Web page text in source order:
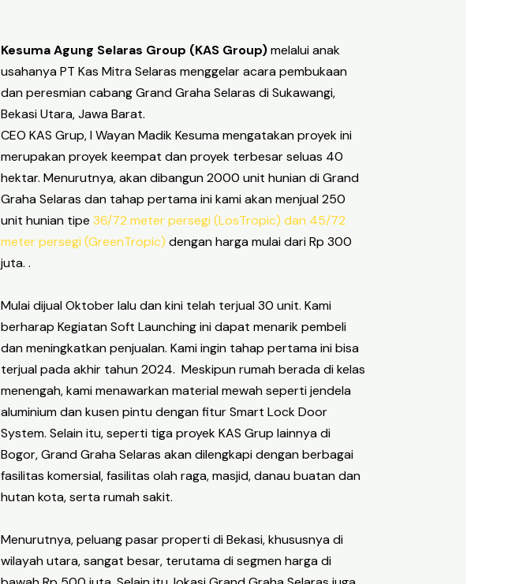
Kesuma Agung Selaras Group (KAS Group)melalui anak
usahanya PT Kas Mitra Selaras menggelar acara pembukaan
dan peresmian cabang Grand Graha Selaras di Sukawangi,
Bekasi Utara, Jawa Barat.
CEO KAS Grup, I Wayan Madik Kesuma mengatakan proyek ini
merupakan proyek keempat dan proyek terbesar seluas 40
hektar. Menurutnya, akan dibangun 2000 unit hunian di Grand
Graha Selaras dan tahap pertama ini kami akan menjual 250
unit hunian tipe 36/72 meter persegi (LosTropic) dan 45/72
meter persegi (GreenTropic) dengan harga mulai dari Rp 300
juta. .
Mulai dijual Oktober lalu dan kini telah terjual 30 unit. Kami
berharap Kegiatan Soft Launching ini dapat menarik pembeli
dan meningkatkan penjualan. Kami ingin tahap pertama ini bisa
terjual pada akhir tahun 2024. Meskipun rumah berada di kelas
menengah, kami menawarkan material mewah seperti jendela
aluminium dan kusen pintu dengan fitur Smart Lock Door
System. Selain itu, seperti tiga proyek KAS Grup lainnya di
Bogor, Grand Graha Selaras akan dilengkapi dengan berbagai
fasilitas komersial, fasilitas olah raga, masjid, danau buatan dan
hutan kota, serta rumah sakit.
Menurutnya, peluang pasar properti di Bekasi, khususnya di
wilayah utara, sangat besar, terutama di segmen harga di